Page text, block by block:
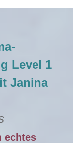
Level 1
Janina
echtes